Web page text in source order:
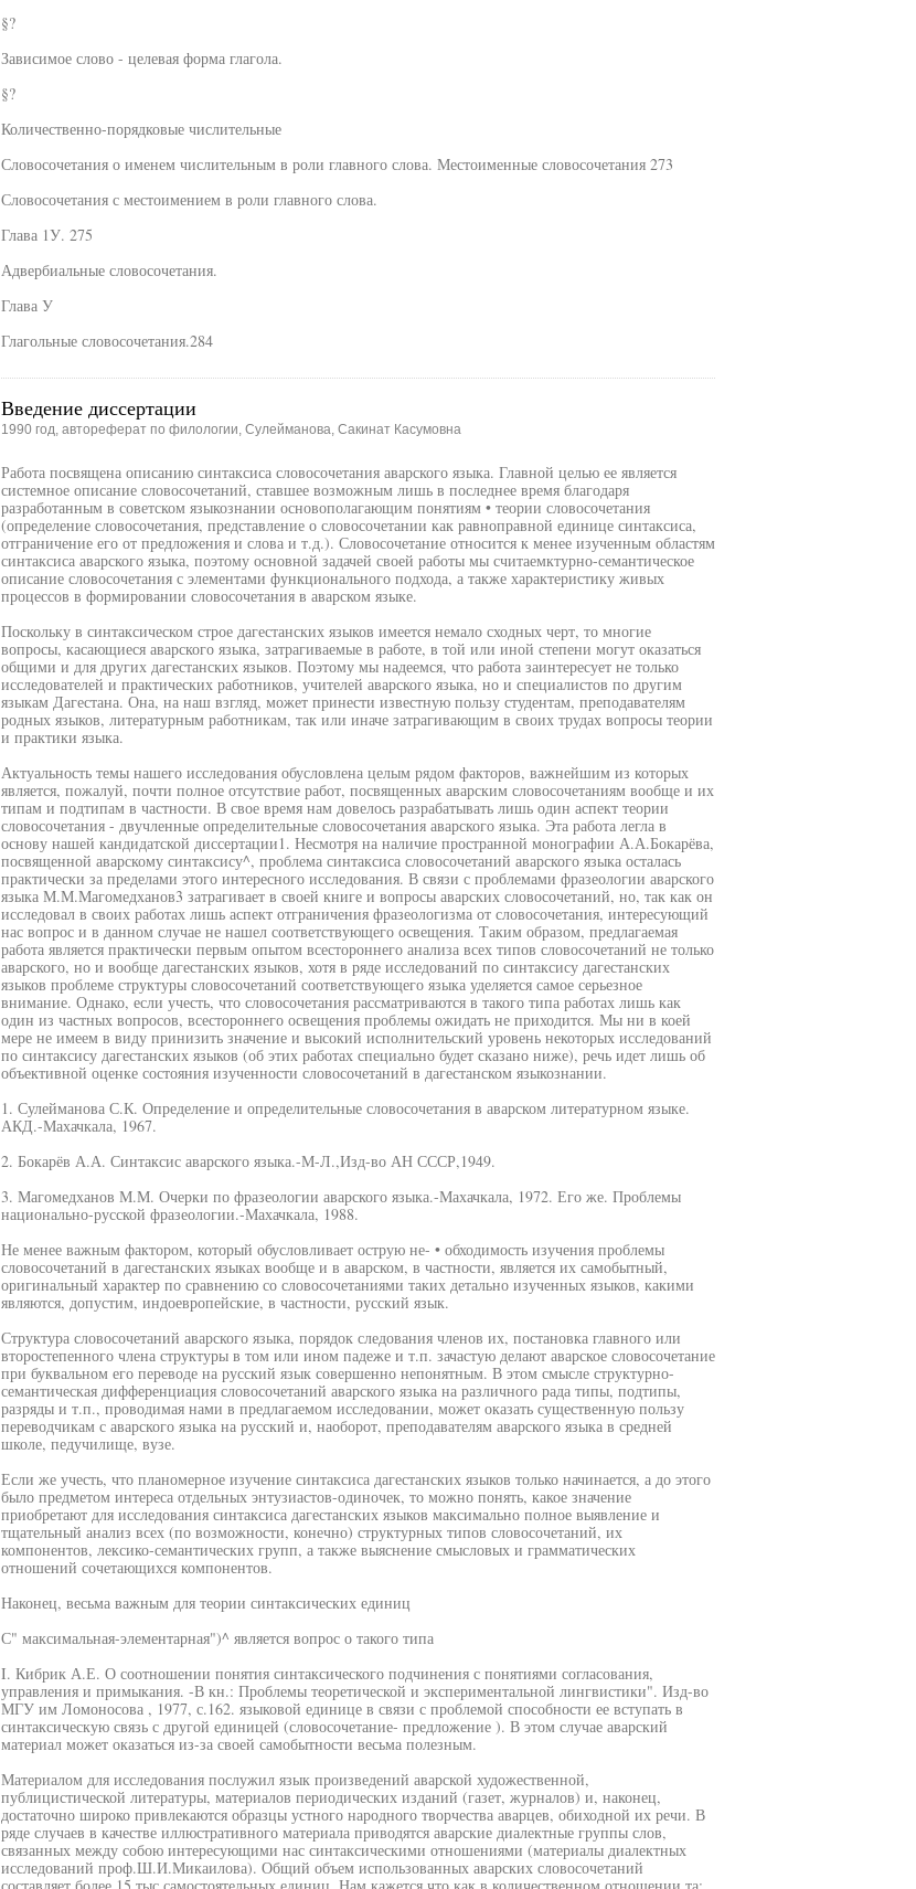
§?
Зависимое слово - целевая форма глагола.
§?
Количественно-порядковые числительные
Словосочетания о именем числительным в роли главного слова. Местоименные словосочетания 273
Словосочетания с местоимением в роли главного слова.
Глава 1У. 275
Адвербиальные словосочетания.
Глава У
Глагольные словосочетания.284
Введение диссертации
1990 год, автореферат по филологии, Сулейманова, Сакинат Касумовна
Работа посвящена описанию синтаксиса словосочетания аварского языка. Главной целью ее является
системное описание словосочетаний, ставшее возможным лишь в последнее время благодаря
разработанным в советском языкознании основополагающим понятиям • теории словосочетания
(определение словосочетания, представление о словосочетании как равноправной единице синтаксиса,
отграничение его от предложения и слова и т.д.). Словосочетание относится к менее изученным областям
синтаксиса аварского языка, поэтому основной задачей своей работы мы считаемктурно-семантическое
описание словосочетания с элементами функционального подхода, а также характеристику живых
процессов в формировании словосочетания в аварском языке.
Поскольку в синтаксическом строе дагестанских языков имеется немало сходных черт, то многие
вопросы, касающиеся аварского языка, затрагиваемые в работе, в той или иной степени могут оказаться
общими и для других дагестанских языков. Поэтому мы надеемся, что работа заинтересует не только
исследователей и практических работников, учителей аварского языка, но и специалистов по другим
языкам Дагестана. Она, на наш взгляд, может принести известную пользу студентам, преподавателям
родных языков, литературным работникам, так или иначе затрагивающим в своих трудах вопросы теории
и практики языка.
Актуальность темы нашего исследования обусловлена целым рядом факторов, важнейшим из которых
является, пожалуй, почти полное отсутствие работ, посвященных аварским словосочетаниям вообще и их
типам и подтипам в частности. В свое время нам довелось разрабатывать лишь один аспект теории
словосочетания - двучленные определительные словосочетания аварского языка. Эта работа легла в
основу нашей кандидатской диссертации1. Несмотря на наличие пространной монографии А.А.Бокарёва,
посвященной аварскому синтаксису^, проблема синтаксиса словосочетаний аварского языка осталась
практически за пределами этого интересного исследования. В связи с проблемами фразеологии аварского
языка М.М.Магомедханов3 затрагивает в своей книге и вопросы аварских словосочетаний, но, так как он
исследовал в своих работах лишь аспект отграничения фразеологизма от словосочетания, интересующий
нас вопрос и в данном случае не нашел соответствующего освещения. Таким образом, предлагаемая
работа является практически первым опытом всестороннего анализа всех типов словосочетаний не только
аварского, но и вообще дагестанских языков, хотя в ряде исследований по синтаксису дагестанских
языков проблеме структуры словосочетаний соответствующего языка уделяется самое серьезное
внимание. Однако, если учесть, что словосочетания рассматриваются в такого типа работах лишь как
один из частных вопросов, всестороннего освещения проблемы ожидать не приходится. Мы ни в коей
мере не имеем в виду принизить значение и высокий исполнительский уровень некоторых исследований
по синтаксису дагестанских языков (об этих работах специально будет сказано ниже), речь идет лишь об
объективной оценке состояния изученности словосочетаний в дагестанском языкознании.
1. Сулейманова С.К. Определение и определительные словосочетания в аварском литературном языке.
АКД.-Махачкала, 1967.
2. Бокарёв А.А. Синтаксис аварского языка.-М-Л.,Изд-во АН СССР,1949.
3. Магомедханов М.М. Очерки по фразеологии аварского языка.-Махачкала, 1972. Его же. Проблемы
национально-русской фразеологии.-Махачкала, 1988.
Не менее важным фактором, который обусловливает острую не- • обходимость изучения проблемы
словосочетаний в дагестанских языках вообще и в аварском, в частности, является их самобытный,
оригинальный характер по сравнению со словосочетаниями таких детально изученных языков, какими
являются, допустим, индоевропейские, в частности, русский язык.
Структура словосочетаний аварского языка, порядок следования членов их, постановка главного или
второстепенного члена структуры в том или ином падеже и т.п. зачастую делают аварское словосочетание
при буквальном его переводе на русский язык совершенно непонятным. В этом смысле структурно-
семантическая дифференциация словосочетаний аварского языка на различного рада типы, подтипы,
разряды и т.п., проводимая нами в предлагаемом исследовании, может оказать существенную пользу
переводчикам с аварского языка на русский и, наоборот, преподавателям аварского языка в средней
школе, педучилище, вузе.
Если же учесть, что планомерное изучение синтаксиса дагестанских языков только начинается, а до этого
было предметом интереса отдельных энтузиастов-одиночек, то можно понять, какое значение
приобретают для исследования синтаксиса дагестанских языков максимально полное выявление и
тщательный анализ всех (по возможности, конечно) структурных типов словосочетаний, их
компонентов, лексико-семантических групп, а также выяснение смысловых и грамматических
отношений сочетающихся компонентов.
Наконец, весьма важным для теории синтаксических единиц
С" максимальная-элементарная")^ является вопрос о такого типа
I. Кибрик А.Е. О соотношении понятия синтаксического подчинения с понятиями согласования,
управления и примыкания. -В кн.: Проблемы теоретической и экспериментальной лингвистики". Изд-во
МГУ им Ломоносова , 1977, с.162. языковой единице в связи с проблемой способности ее вступать в
синтаксическую связь с другой единицей (словосочетание- предложение ). В этом случае аварский
материал может оказаться из-за своей самобытности весьма полезным.
Материалом для исследования послужил язык произведений аварской художественной,
публицистической литературы, материалов периодических изданий (газет, журналов) и, наконец,
достаточно широко привлекаются образцы устного народного творчества аварцев, обиходной их речи. В
ряде случаев в качестве иллюстративного материала приводятся аварские диалектные группы слов,
связанных между собою интересующими нас синтаксическими отношениями (материалы диалектных
исследований проф.Ш.И.Микаилова). Общий объем использованных аварских словосочетаний